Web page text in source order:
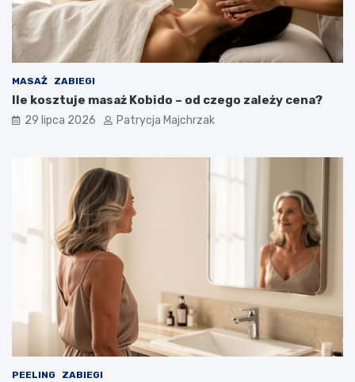
MASAŻ ZABIEGI
Ile kosztuje masaż Kobido – od czego zależy cena?
29 lipca 2026 Patrycja Majchrzak
PEELING ZABIEGI